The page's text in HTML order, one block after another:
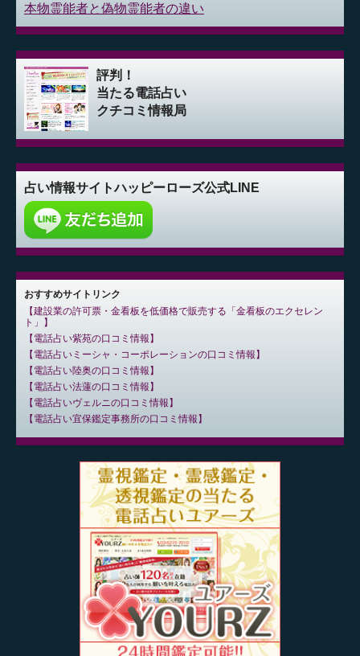
本物霊能者と偽物霊能者の違い
評判！
当たる電話占い
クチコミ情報局
占い情報サイトハッピーローズ公式LINE
おすすめサイトリンク
建設業の許可票・金看板を低価格で販売する「金看板のエクセレン
ト」
電話占い紫苑の口コミ情報
電話占いミーシャ・コーポレーションの口コミ情報
電話占い陸奥の口コミ情報
電話占い法蓮の口コミ情報
電話占いヴェルニの口コミ情報
電話占い宜保鑑定事務所の口コミ情報